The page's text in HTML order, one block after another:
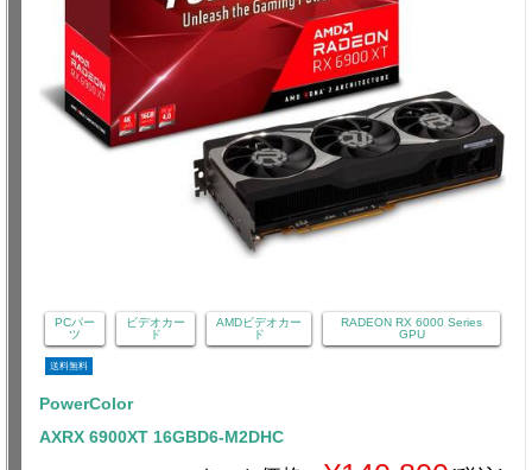
PCパー
ツ
ビデオカー
ド
AMDビデオカー
ド
RADEON RX 6000 Series
GPU
送料無料
PowerColor
AXRX 6900XT 16GBD6-M2DHC